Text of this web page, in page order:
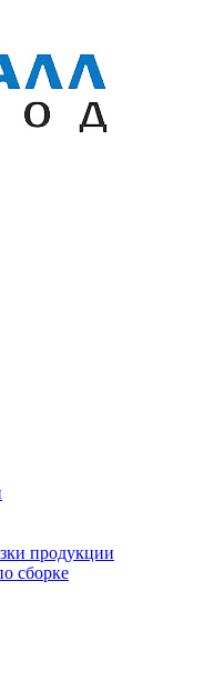
продукции
сборке